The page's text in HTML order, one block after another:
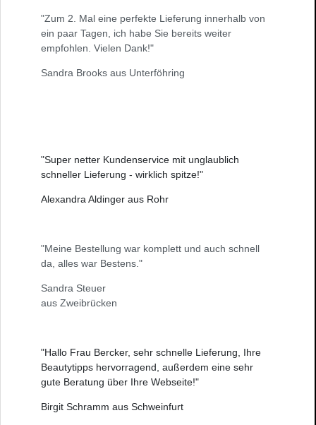
"Zum 2. Mal eine perfekte Lieferung innerhalb von
ein paar Tagen, ich habe Sie bereits weiter
empfohlen. Vielen Dank!"
Sandra Brooks aus Unterföhring
"Super netter Kundenservice mit unglaublich
schneller Lieferung - wirklich spitze!"
Alexandra Aldinger aus Rohr
"Meine Bestellung war komplett und auch schnell
da, alles war Bestens."
Sandra Steuer
aus Zweibrücken
"Hallo Frau Bercker, sehr schnelle Lieferung, Ihre
Beautytipps hervorragend, außerdem eine sehr
gute Beratung über Ihre Webseite!"
Birgit Schramm aus Schweinfurt